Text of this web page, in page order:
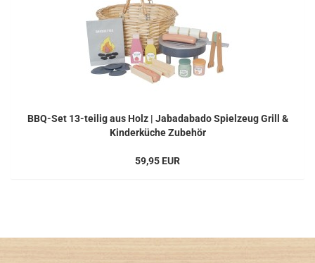
BBQ-Set 13-teilig aus Holz | Jabadabado Spielzeug Grill &
Kinderküche Zubehör
59,95 EUR